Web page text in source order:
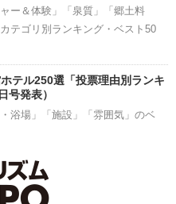
ー＆体験」「泉質」「郷土料
テゴリ別ランキング・ベスト50
テル250選「投票理由別ランキ
号発表）
浴場」「施設」「雰囲気」のベ